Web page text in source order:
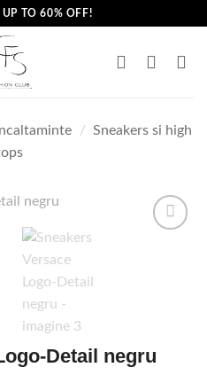
UP TO 60% OFF!
Incaltaminte / Sneakers si high
Detail negru